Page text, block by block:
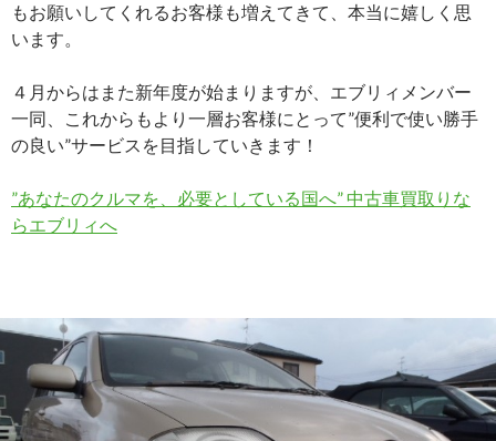
もお願いしてくれるお客様も増えてきて、本当に嬉しく思
います。
４月からはまた新年度が始まりますが、エブリィメンバー
一同、これからもより一層お客様にとって”便利で使い勝手
の良い”サービスを目指していきます！
”あなたのクルマを、必要としている国へ” 中古車買取りな
らエブリィへ